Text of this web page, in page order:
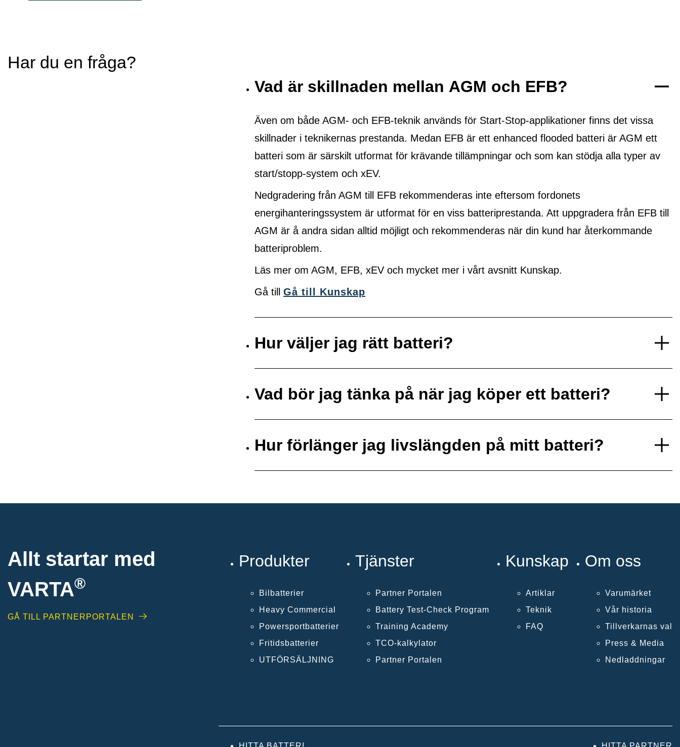
Har du en fråga?
Vad är skillnaden mellan AGM och EFB?
Även om både AGM- och EFB-teknik används för Start-Stop-applikationer finns det vissa
skillnader i teknikernas prestanda. Medan EFB är ett enhanced flooded batteri är AGM ett
batteri som är särskilt utformat för krävande tillämpningar och som kan stödja alla typer av
start/stopp-system och xEV.
Nedgradering från AGM till EFB rekommenderas inte eftersom fordonets
energihanteringssystem är utformat för en viss batteriprestanda. Att uppgradera från EFB till
AGM är å andra sidan alltid möjligt och rekommenderas när din kund har återkommande
batteriproblem.
Läs mer om AGM, EFB, xEV och mycket mer i vårt avsnitt Kunskap.
Gå till Gå till Kunskap
Hur väljer jag rätt batteri?
Vad bör jag tänka på när jag köper ett batteri?
Hur förlänger jag livslängden på mitt batteri?
Allt startar med
VARTA®
GÅ TILL PARTNERPORTALEN
Produkter
Bilbatterier
Heavy Commercial
Powersportbatterier
Fritidsbatterier
UTFÖRSÄLJNING
Tjänster
Partner Portalen
Battery Test-Check Program
Training Academy
TCO-kalkylator
Partner Portalen
Kunskap
Artiklar
Teknik
FAQ
Om oss
Varumärket
Vår historia
Tillverkarnas val
Press & Media
Nedladdningar